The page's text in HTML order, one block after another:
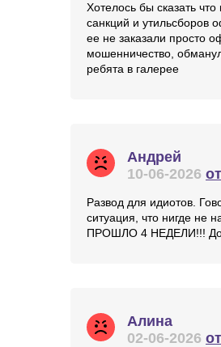
Хотелось бы сказать
санкций и утильсборов
ее не заказали просто
мошенничество,
ребята в галерее
Андрей
10-06-2026
Развод для идиотов.
ситуация, что нигде не
ПРОШЛО 4 НЕДЕЛИ!!! До
Алина
02-06-2026